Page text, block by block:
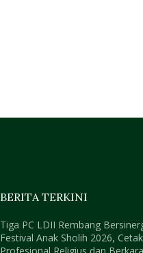
BERITA TERKINI
Tiga PC LDII Rembang
Festival Anak Sholih 2026,